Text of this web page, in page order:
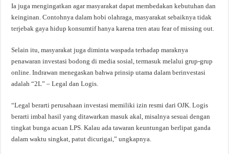
Ia juga mengingatkan agar masyarakat dapat membedakan kebutuhan dan
keinginan. Contohnya dalam hobi olahraga, masyarakat sebaiknya tidak
terjebak gaya hidup konsumtif hanya karena tren atau fear of missing out.
Selain itu, masyarakat juga diminta waspada terhadap maraknya
penawaran investasi bodong di media sosial, termasuk melalui grup-grup
online. Indrawan menegaskan bahwa prinsip utama dalam berinvestasi
adalah “2L” – Legal dan Logis.
“Legal berarti perusahaan investasi memiliki izin resmi dari OJK. Logis
berarti imbal hasil yang ditawarkan masuk akal, misalnya sesuai dengan
tingkat bunga acuan LPS. Kalau ada tawaran keuntungan berlipat ganda
dalam waktu singkat, patut dicurigai,” ungkapnya.